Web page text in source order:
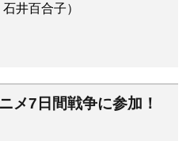
井百合子）
7日間戦争に参加！